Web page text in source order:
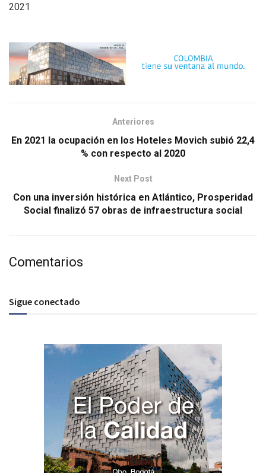
2021
Anteriores
En 2021 la ocupación en los Hoteles Movich subió 22,4
% con respecto al 2020
Next Post
Con una inversión histórica en Atlántico, Prosperidad
Social finalizó 57 obras de infraestructura social
Comentarios
Sigue conectado